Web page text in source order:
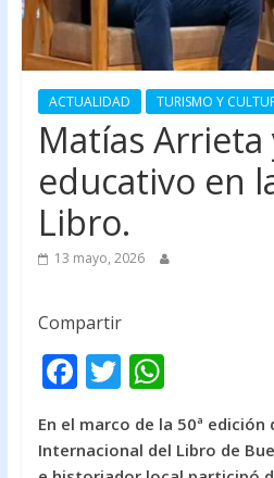
ACTUALIDAD TURISMO Y
Matías
educativo en
Libro.
13 mayo, 2026
Compartir
F
e
T
w
itt
W
at
En el marco de la 50ª edición
Internacional del Libro de